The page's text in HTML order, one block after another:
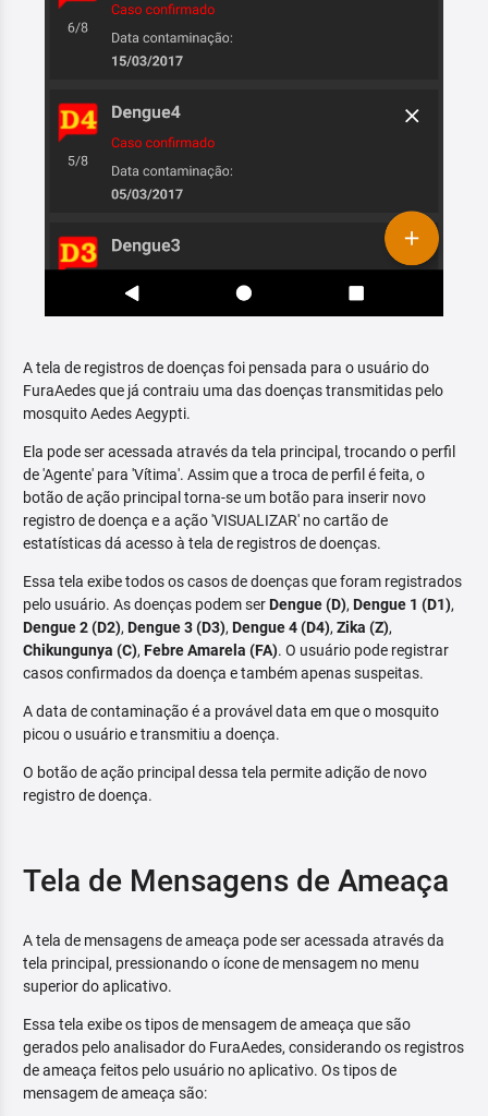
A tela de registros de doenças foi pensada para o usuário do
FuraAedes que já contraiu uma das doenças transmitidas pelo
mosquito Aedes Aegypti.
Ela pode ser acessada através da tela principal, trocando o perfil
de 'Agente' para 'Vítima'. Assim que a troca de perfil é feita, o
botão de ação principal torna-se um botão para inserir novo
registro de doença e a ação 'VISUALIZAR' no cartão de
estatísticas dá acesso à tela de registros de doenças.
Essa tela exibe todos os casos de doenças que foram registrados
pelo usuário. As doenças podem serDengue (D), Dengue 1 (D1),
Dengue 2 (D2), Dengue 3 (D3), Dengue 4 (D4), Zika (Z),
Chikungunya (C), Febre Amarela (FA). O usuário pode registrar
casos confirmados da doença e também apenas suspeitas.
A data de contaminação é a provável data em que o mosquito
picou o usuário e transmitiu a doença.
O botão de ação principal dessa tela permite adição de novo
registro de doença.
Tela de Mensagens de Ameaça
A tela de mensagens de ameaça pode ser acessada através da
tela principal, pressionando o ícone de mensagem no menu
superior do aplicativo.
Essa tela exibe os tipos de mensagem de ameaça que são
gerados pelo analisador do FuraAedes, considerando os registros
de ameaça feitos pelo usuário no aplicativo. Os tipos de
mensagem de ameaça são: